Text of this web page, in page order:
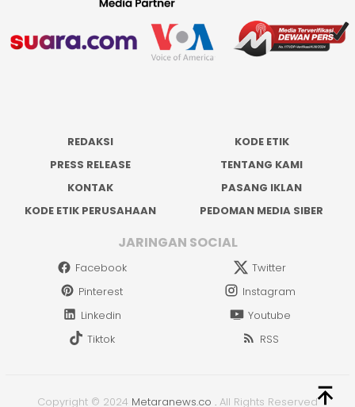
REDAKSI
KODE ETIK
PRESS RELEASE
TENTANG KAMI
KONTAK
PASANG IKLAN
KODE ETIK PERUSAHAAN
PEDOMAN MEDIA SIBER
JARINGAN SOCIAL
Facebook
Twitter
Pinterest
Instagram
Linkedin
Youtube
Tiktok
RSS
Copyright © 2024 Metaranews.co . All Rights Reserved